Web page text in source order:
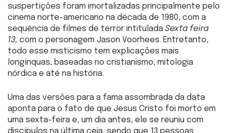
suspertições foram imortalizadas principalmente pelo
cinema norte-americano na década de 1980, com a
sequência de filmes de terror intitulada Sexta feira
13, com o personagem Jason Voorhees. Entretanto,
todo esse misticismo tem explicações mais
longínquas, baseadas no cristianismo, mitologia
nórdica e até na história.
Uma das versões para a fama assombrada da data
aponta para o fato de que Jesus Cristo foi morto em
uma sexta-feira e, um dia antes, ele se reuniu com
discípulos na última ceia, sendo que 13 pessoas